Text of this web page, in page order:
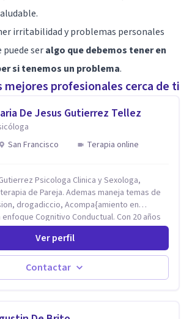
irritabilidad y problemas personales
seralgo que debemos tener en
si tenemos un problema.
mejores profesionales cerca de ti
De Jesus Gutierrez Tellez
San Francisco
Terapia online
y Sexologa,
de Pareja. Ademas maneja temas de
Acompa{amiento en
Cognitivo Conductual. Con 20 años
capacitandose en las
la Salud Mental.
Ver perfil
Contactar